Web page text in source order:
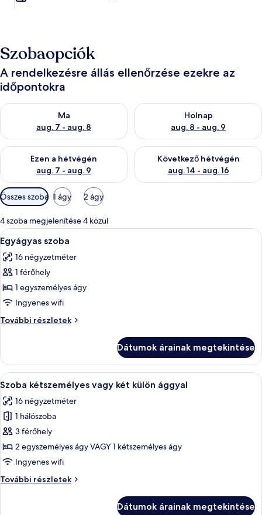
Szobaopciók
A rendelkezésre állás ellenőrzése ezekre az
időpontokra
Ma
aug. 7 - aug. 8
A ma esti rendelkezésre állás ellenőrzése: aug. 7 - aug. 8
Holnap
aug. 8 - aug. 9
A holnapi rendelkezésre állás
Ezen a hétvégén
aug. 7 - aug. 9
A mostani hétvégi rendelkezésre állás ellenőrzése: aug. 7 -
Következő hétvégén
aug. 14 - aug. 16
A következő hétvégi
Szobákhoz
rendelkezésre
álló
szűrők
Összes szoba 1 ágy 2 ágy
4 szoba megjelenítése 4 közül
A
következő
szoba
összes
képének
megtekintése:
Egyágyas
szoba
Egy szállodai szoba, amelyben
5
Egyágyas szoba
16 négyzetméter
1 férőhely
1 egyszemélyes ágy
Ingyenes wifi
További részletek
Egyágyas
Dátumok árainak megtekintése
A
következő
szoba
összes
képének
megtekintése:
Szoba
vagy
Egy szállodai szoba, amelyben
4
Szoba kétszemélyes vagy két külön ággyal
16 négyzetméter
1 hálószoba
3 férőhely
2 egyszemélyes ágy VAGY 1 kétszemélyes ágy
Ingyenes wifi
További részletek
Szoba
Dátumok árainak megtekintése